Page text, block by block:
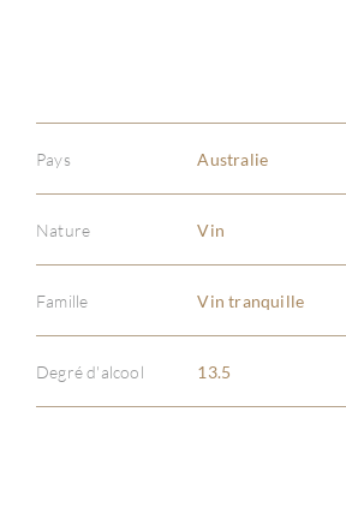
Pays Australie
Nature Vin
Famille Vin tranquille
Degré d'alcool 13.5